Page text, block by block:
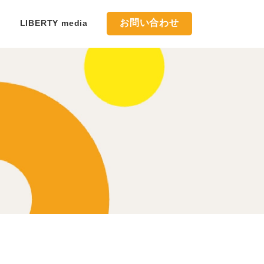
LIBERTY media お問い合わせ